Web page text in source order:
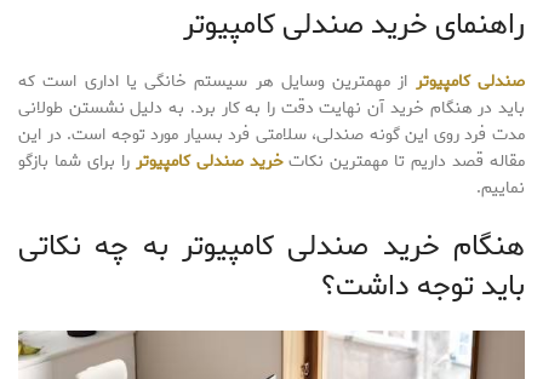
راهنمای خرید صندلی کامپیوتر
صندلی کامپیوتر از مهمترین وسایل هر سیستم خانگی یا اداری است که
باید در هنگام خرید آن نهایت دقت را به کار برد. به دلیل نشستن طولانی
مدت فرد روی این گونه صندلی، سلامتی فرد بسیار مورد توجه است. در این
مقاله قصد داریم تا مهمترین نکاتخرید صندلی کامپیوتر را برای شما بازگو
نماییم.
هنگام خرید صندلی کامپیوتر به چه نکاتی
باید توجه داشت؟